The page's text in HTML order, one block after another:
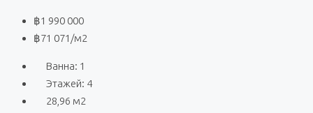
฿1 990 000
฿71 071 /м2
Ванна: 1
Этажей: 4
28,96 м2